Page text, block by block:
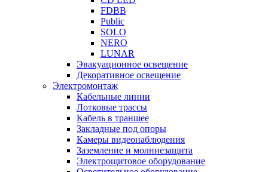
FDBB
Public
SOLO
NERO
LUNAR
Эвакуационное освещение
Декоративное освещение
Электромонтаж
Кабельные линии
Лотковые трассы
Кабель в траншее
Закладные под опоры
Камеры видеонаблюдения
Заземление и молниезащита
Электрощитовое оборудование